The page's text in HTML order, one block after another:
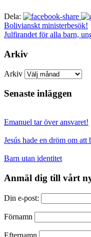
Dela:
Bolivianskt ministerbesök!
Julfirandet för alla barn,
Arkiv
Arkiv
Senaste inläggen
Emanuel tar över ansvaret!
Jesús hade en dröm om
Barn utan identitet
Anmäl dig till vårt
Din e-post:
Förnamn
Efternamn